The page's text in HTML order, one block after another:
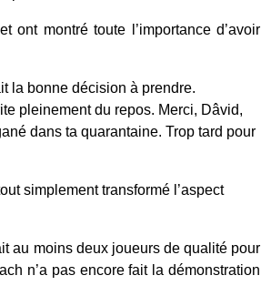
montré toute l’importance d’avoir
la bonne décision à prendre.
pleinement du repos. Merci, Dâvid,
dans ta quarantaine. Trop tard pour
simplement transformé l’aspect
au moins deux joueurs de qualité pour
n’a pas encore fait la démonstration